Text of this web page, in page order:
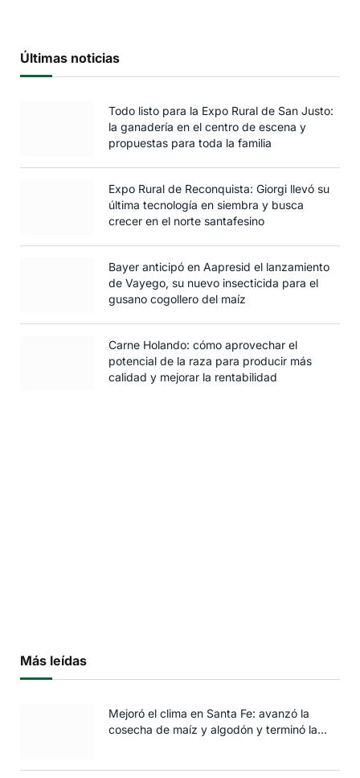
Últimas noticias
Todo listo para la Expo Rural de San Justo:
la ganadería en el centro de escena y
propuestas para toda la familia
Expo Rural de Reconquista: Giorgi llevó su
última tecnología en siembra y busca
crecer en el norte santafesino
Bayer anticipó en Aapresid el lanzamiento
de Vayego, su nuevo insecticida para el
gusano cogollero del maíz
Carne Holando: cómo aprovechar el
potencial de la raza para producir más
calidad y mejorar la rentabilidad
Más leídas
Mejoró el clima en Santa Fe: avanzó la
cosecha de maíz y algodón y terminó la